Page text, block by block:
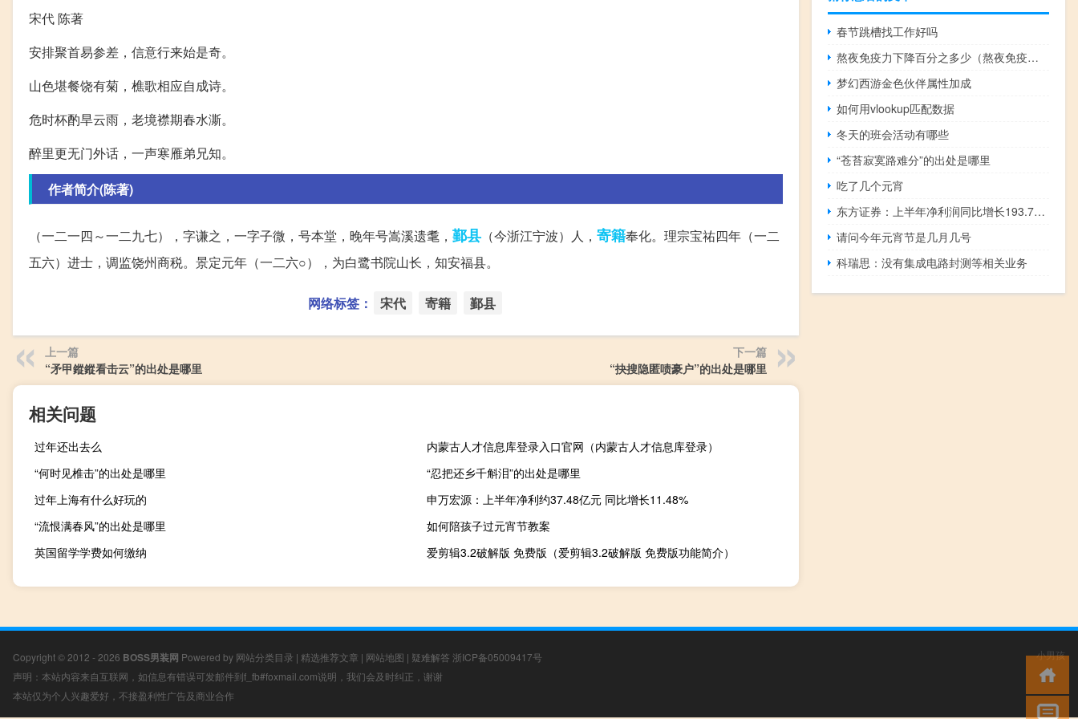
宋代 陈著
安排聚首易参差，信意行来始是奇。
山色堪餐饶有菊，樵歌相应自成诗。
危时杯酌旱云雨，老境襟期春水澌。
醉里更无门外话，一声寒雁弟兄知。
作者简介(陈著)
（一二一四～一二九七），字谦之，一字子微，号本堂，晚年号嵩溪遗耄， 鄞县 （今浙江宁波）人， 寄籍奉化。理宗宝祐四年（一二
五六）进士，调监饶州商税。景定元年（一二六○），为白鹭书院山长，知安福县。
网络标签： 宋代 寄籍 鄞县
上一篇
“矛甲鏦鏦看击云”的出处是哪里
下一篇
“抉搜隐匿啧豪户”的出处是哪里
相关问题
过年还出去么
内蒙古人才信息库登录入口官网（内蒙古人才信息库登录）
“何时见椎击”的出处是哪里
“忍把还乡千斛泪”的出处是哪里
过年上海有什么好玩的
申万宏源：上半年净利约37.48亿元 同比增长11.48%
“流恨满春风”的出处是哪里
如何陪孩子过元宵节教案
英国留学学费如何缴纳
爱剪辑3.2破解版 免费版（爱剪辑3.2破解版 免费版功能简介）
春节跳槽找工作好吗
熬夜免疫力下降百分之多少（熬夜免疫力下降怎么补）
梦幻西游金色伙伴属性加成
如何用vlookup匹配数据
冬天的班会活动有哪些
“苍苔寂寞路难分”的出处是哪里
吃了几个元宵
东方证券：上半年净利润同比增长193.72%
请问今年元宵节是几月几号
科瑞思：没有集成电路封测等相关业务
Copyright © 2012 - 2026 BOSS男装网 Powered by 网站分类目录 | 精选推荐文章 | 网站地图 | 疑难解答 浙ICP备05009417号
声明：本站内容来自互联网，如信息有错误可发邮件到f_fb#foxmail.com说明，我们会及时纠正，谢谢
本站仅为个人兴趣爱好，不接盈利性广告及商业合作
小男孩